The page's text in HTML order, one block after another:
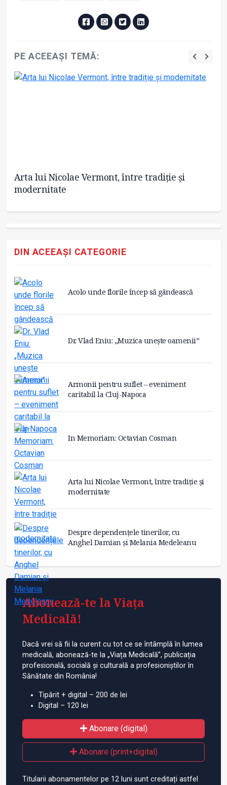
PE ACEEAȘI TEMĂ:
Arta lui Nicolae Vermont, între tradiție și
modernitate
DIN ACEEAȘI CATEGORIE
Acolo unde florile încep să gândească
Dr. Vlad Eniu: „Muzica unește oamenii”
Armonii pentru suflet – eveniment
caritabil la Cluj-Napoca
In Memoriam: Octavian Cosman
Arta lui Nicolae Vermont, între tradiție și
modernitate
Despre dependențele tinerilor, cu
Anghel Damian și Melania Medeleanu
Abonează-te la Viața
Medicală!
Dacă vrei să fii la curent cu tot ce se întâmplă în lumea
medicală, abonează-te la „Viața Medicală”, publicația
profesională, socială și culturală a profesioniștilor în
Sănătate din România!
Tipărit + digital – 200 de lei
Digital – 120 lei
Abonare (digital)
Abonare (print+digital)
Titularii abonamentelor pe 12 luni sunt creditați astfel